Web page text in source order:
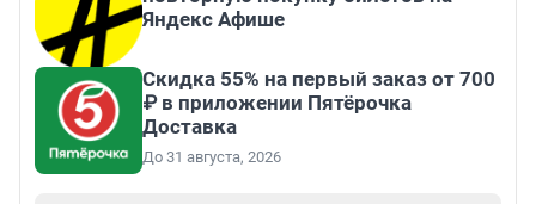
Яндекс Афише
Скидка 55% на первый заказ от 700
₽ в приложении Пятёрочка
Доставка
До 31 августа, 2026